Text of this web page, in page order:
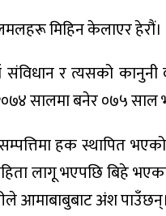
मिहिन केलाएर हेरौं।
संविधान र त्यसको
सालमा बनेर ०७५ साल
हक स्थापित
लागू भएपछि बिहे भएका
आमाबाबुबाट अंश पाउँछन्।